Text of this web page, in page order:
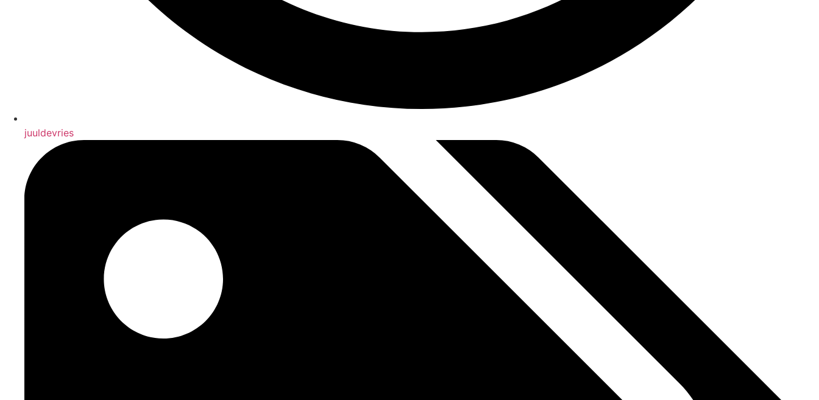
juuldevries